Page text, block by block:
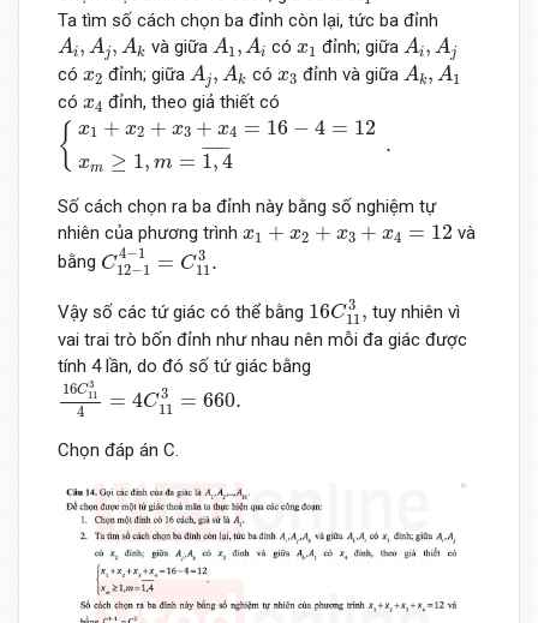
Ta tìm số cách chọn ba đỉnh còn lại, tức ba đỉnh
Ai, Aj, Ak
A j, và giữa A1, Ai
A1 Ai cóx1
x1 đỉnh; giữaAi, Aj
A j
có x2
x2 đỉnh; giữa Aj, Ak
Aj k có x3
x3 đỉnh và giữa Ak, A1
Ak, 1
có x4
x4 đỉnh, theo giả thiết có
{ x1 + x2 + x3 + x4 = 16 − 4 = 12
xm ≥ 1, m = ¯¯¯¯¯¯¯¯
1,4
.
{x 1+x2+x 3+x4 =16−4=12 ≥ m=1
Số cách chọn ra ba đỉnh này bằng số nghiệm tự
nhiên của phương trình x1 + x2 + x3 + x4 = 12
x1 +x 2+ x3 +x 4= 12
và
bằng C4−1
12−1 = C3
11.
C12−14−1=C113.
Vậy số các tứ giác có thể bằng 16C3
11,
16 C11
tuy nhiên vì
vai trai trò bốn đỉnh như nhau nên mỗi đa giác được
tính 4 lần, do đó số tứ giác bằng
16C3
11
4 = 4C3
11 = 660.
16C113 4=4C113=660.
Chọn đáp án C.